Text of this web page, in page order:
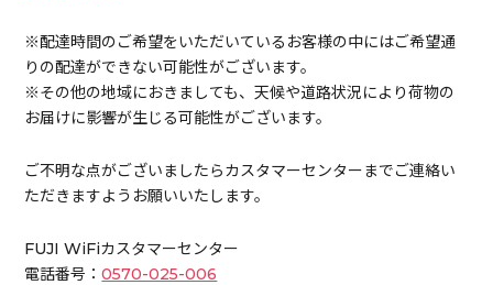
※配達時間のご希望をいただいているお客様の中にはご希望通
りの配達ができない可能性がございます。
※その他の地域におきましても、天候や道路状況により荷物の
お届けに影響が生じる可能性がございます。
ご不明な点がございましたらカスタマーセンターまでご連絡い
ただきますようお願いいたします。
FUJI WiFiカスタマーセンター
電話番号：0570-025-006